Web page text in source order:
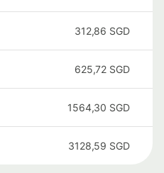
312,86 SGD
625,72 SGD
1564,30 SGD
3128,59 SGD